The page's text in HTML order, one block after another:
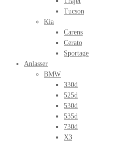
Tucson
Kia
Carens
Cerato
Sportage
Anlasser
BMW
330d
525d
530d
535d
730d
X3